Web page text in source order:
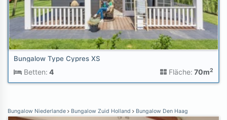
Bungalow Type Cypres XS
Betten: 4 Fläche: 70m2
Bungalow Niederlande Bungalow Zuid Holland Bungalow Den Haag